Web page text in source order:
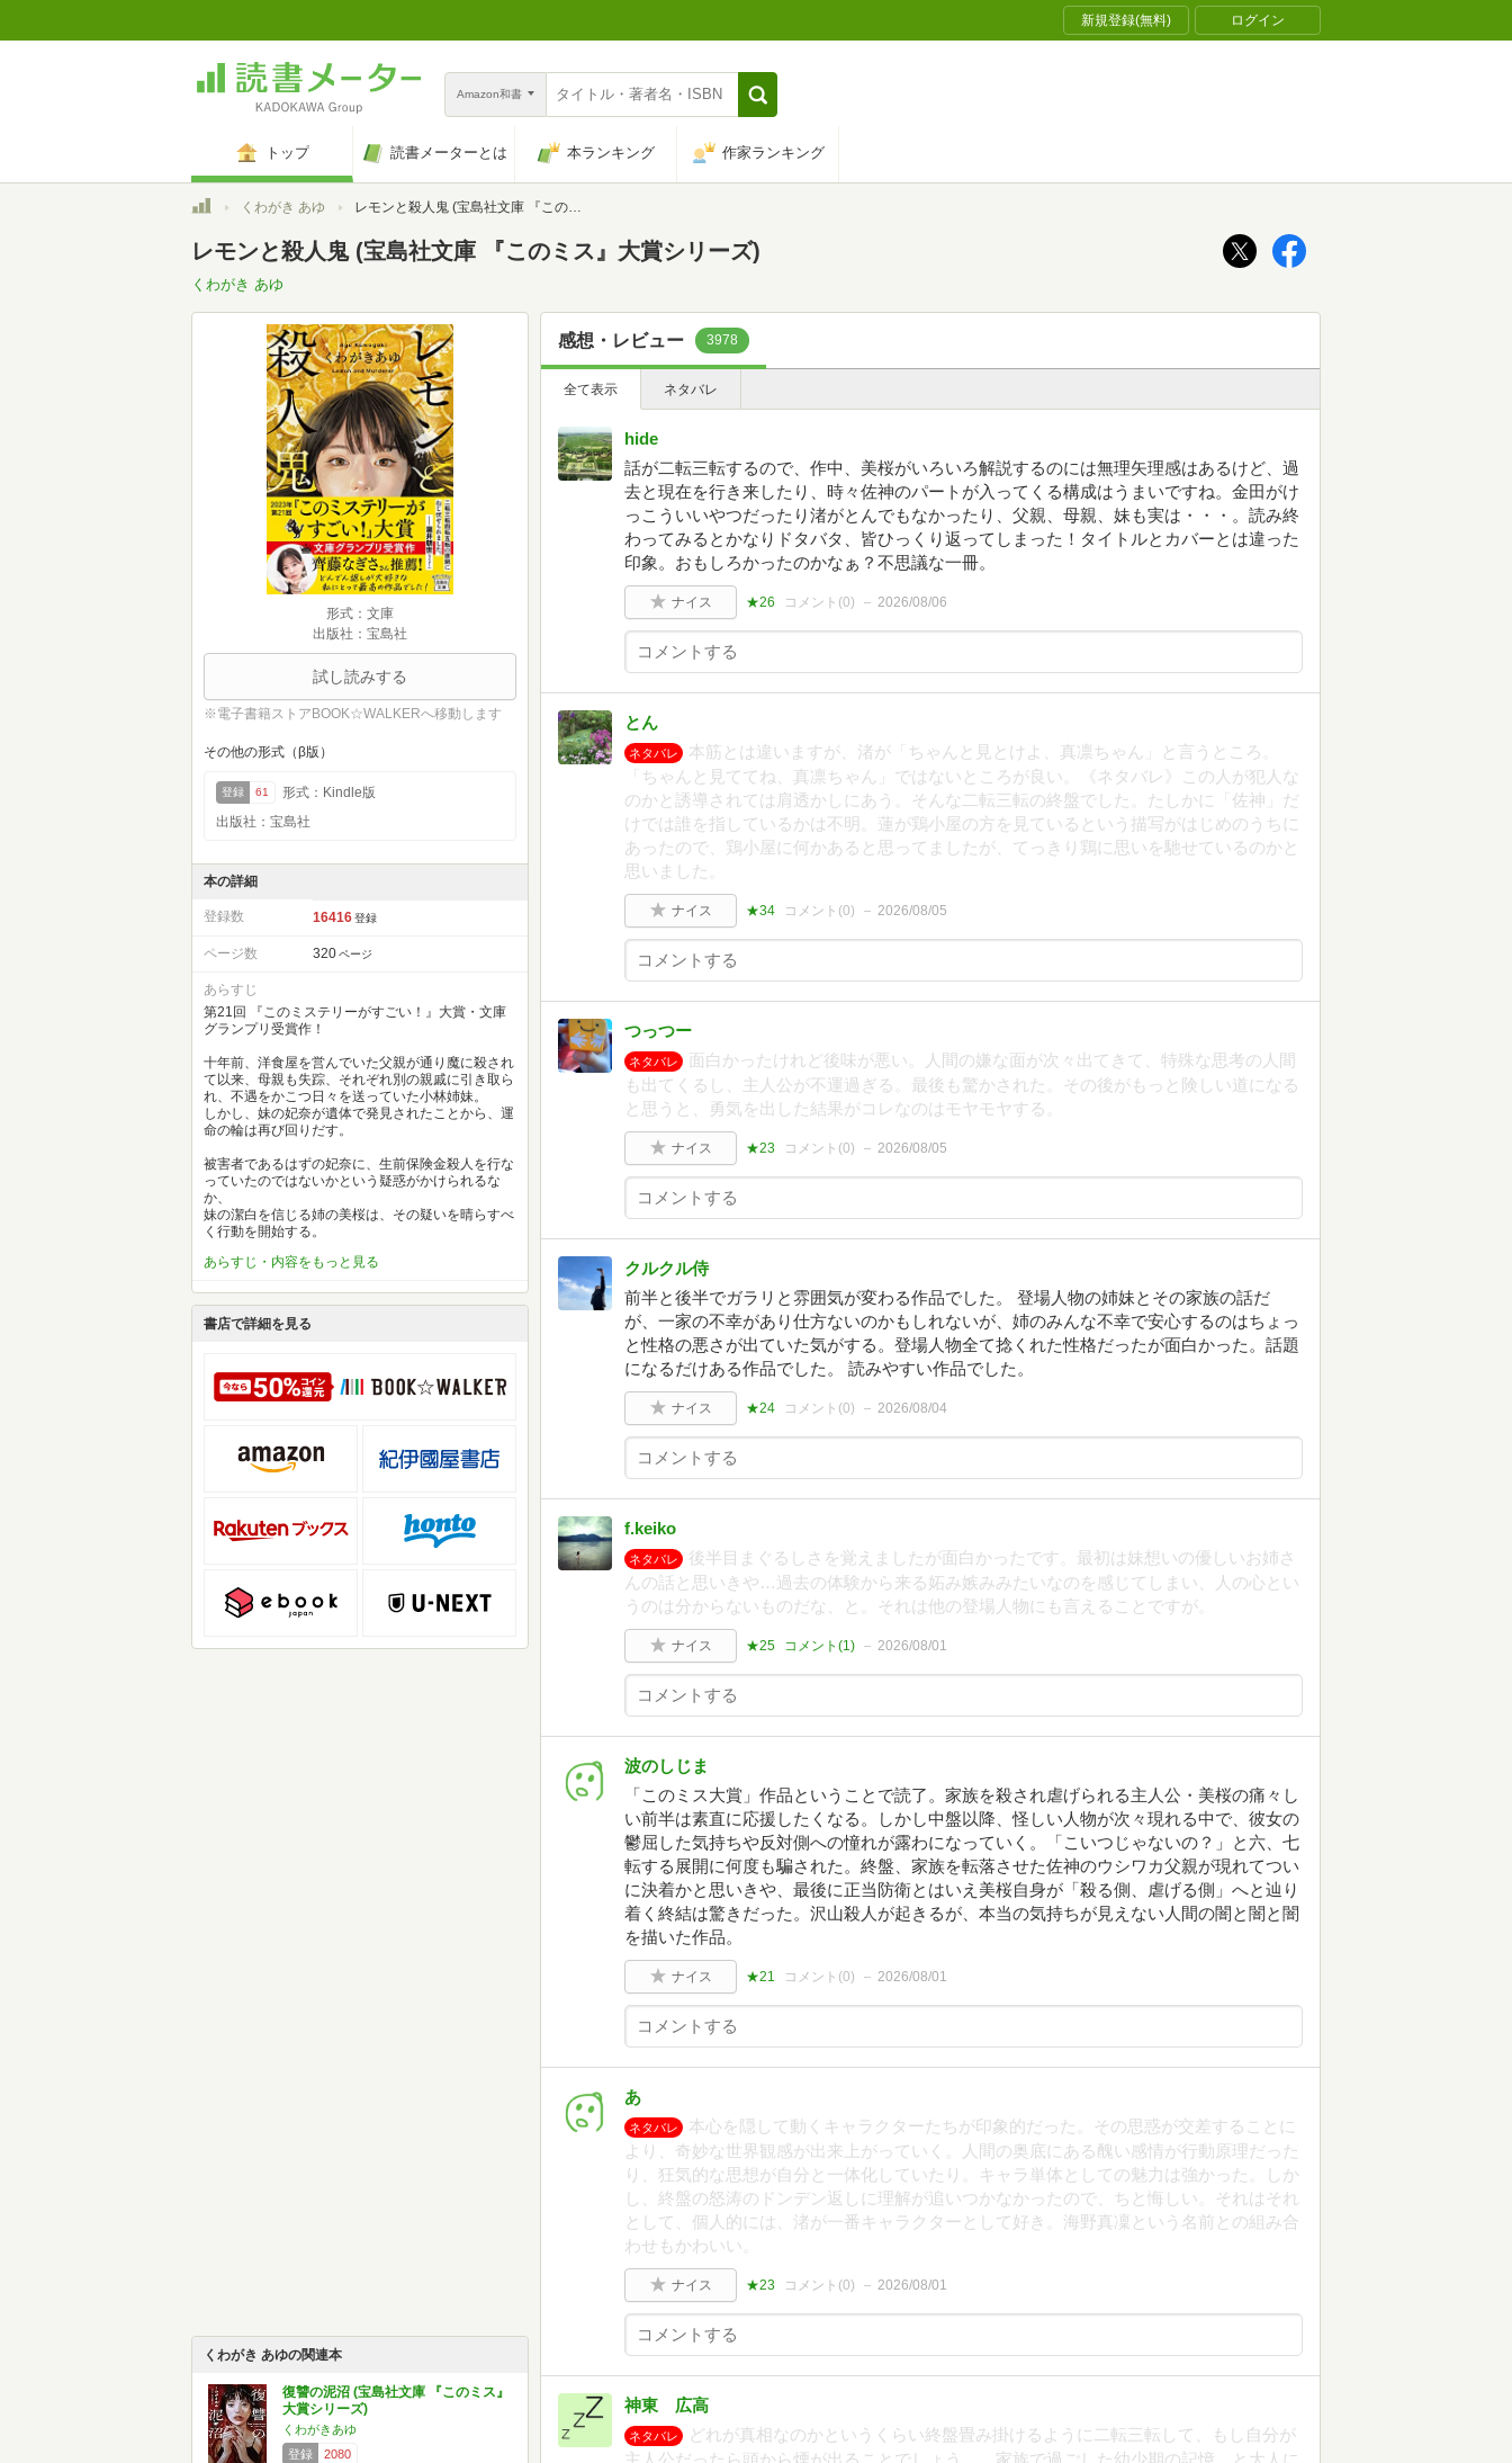
新規登録(無料) ログイン
Amazon和書
トップ 読書メーターとは 本ランキング 作家ランキング
トップくわがき あゆ レモンと殺人鬼 (宝島社文庫 『このミス』大賞シリーズ)
レモンと殺人鬼 (宝島社文庫 『このミス』大賞シリーズ)
くわがき あゆ
形式：文庫
出版社：宝島社
試し読みする
※電子書籍ストアBOOK☆WALKERへ移動します
その他の形式（β版）
登録 61
形式：Kindle版
出版社：宝島社
本の詳細
登録数 16416 登録
ページ数 320 ページ
あらすじ
第21回 『このミステリーがすごい！』大賞・文庫
グランプリ受賞作！
十年前、洋食屋を営んでいた父親が通り魔に殺され
て以来、母親も失踪、それぞれ別の親戚に引き取ら
れ、不遇をかこつ日々を送っていた小林姉妹。
しかし、妹の妃奈が遺体で発見されたことから、運
命の輪は再び回りだす。
被害者であるはずの妃奈に、生前保険金殺人を行な
っていたのではないかという疑惑がかけられるな
か、
妹の潔白を信じる姉の美桜は、その疑いを晴らすべ
く行動を開始する。
あらすじ・内容をもっと見る
書店で詳細を見る
くわがき あゆの関連本
復讐の泥沼 (宝島社文庫 『このミス』
大賞シリーズ)
くわがきあゆ
登録
2080
感想・レビュー 3978
全て表示 ネタバレ
hide
話が二転三転するので、作中、美桜がいろいろ解説するのには無理矢理感はあるけど、過
去と現在を行き来したり、時々佐神のパートが入ってくる構成はうまいですね。金田がけ
っこういいやつだったり渚がとんでもなかったり、父親、母親、妹も実は・・・。読み終
わってみるとかなりドタバタ、皆ひっくり返ってしまった！タイトルとカバーとは違った
印象。おもしろかったのかなぁ？不思議な一冊。
ナイス ★26 コメント(0) 2026/08/06
とん
ネタバレ
本筋とは違いますが、渚が「ちゃんと見とけよ、真凛ちゃん」と言うところ。
「ちゃんと見ててね、真凛ちゃん」ではないところが良い。《ネタバレ》この人が犯人な
のかと誘導されては肩透かしにあう。そんな二転三転の終盤でした。たしかに「佐神」だ
けでは誰を指しているかは不明。蓮が鶏小屋の方を見ているという描写がはじめのうちに
あったので、鶏小屋に何かあると思ってましたが、てっきり鶏に思いを馳せているのかと
思いました。
ナイス ★34 コメント(0) 2026/08/05
つっつー
ネタバレ
面白かったけれど後味が悪い。人間の嫌な面が次々出てきて、特殊な思考の人間
も出てくるし、主人公が不運過ぎる。最後も驚かされた。その後がもっと険しい道になる
と思うと、勇気を出した結果がコレなのはモヤモヤする。
ナイス ★23 コメント(0) 2026/08/05
クルクル侍
前半と後半でガラリと雰囲気が変わる作品でした。 登場人物の姉妹とその家族の話だ
が、一家の不幸があり仕方ないのかもしれないが、姉のみんな不幸で安心するのはちょっ
と性格の悪さが出ていた気がする。登場人物全て捻くれた性格だったが面白かった。話題
になるだけある作品でした。 読みやすい作品でした。
ナイス ★24 コメント(0) 2026/08/04
f.keiko
ネタバレ
後半目まぐるしさを覚えましたが面白かったです。最初は妹想いの優しいお姉さ
んの話と思いきや…過去の体験から来る妬み嫉みみたいなのを感じてしまい、人の心とい
うのは分からないものだな、と。それは他の登場人物にも言えることですが。
ナイス ★25 コメント(1) 2026/08/01
波のしじま
「このミス大賞」作品ということで読了。家族を殺され虐げられる主人公・美桜の痛々し
い前半は素直に応援したくなる。しかし中盤以降、怪しい人物が次々現れる中で、彼女の
鬱屈した気持ちや反対側への憧れが露わになっていく。「こいつじゃないの？」と六、七
転する展開に何度も騙された。終盤、家族を転落させた佐神のウシワカ父親が現れてつい
に決着かと思いきや、最後に正当防衛とはいえ美桜自身が「殺る側、虐げる側」へと辿り
着く終結は驚きだった。沢山殺人が起きるが、本当の気持ちが見えない人間の闇と闇と闇
を描いた作品。
ナイス ★21 コメント(0) 2026/08/01
あ
ネタバレ
本心を隠して動くキャラクターたちが印象的だった。その思惑が交差することに
より、奇妙な世界観感が出来上がっていく。人間の奥底にある醜い感情が行動原理だった
り、狂気的な思想が自分と一体化していたり。キャラ単体としての魅力は強かった。しか
し、終盤の怒涛のドンデン返しに理解が追いつかなかったので、ちと悔しい。それはそれ
として、個人的には、渚が一番キャラクターとして好き。海野真凜という名前との組み合
わせもかわいい。
ナイス ★23 コメント(0) 2026/08/01
神東 広高
ネタバレ
どれが真相なのかというくらい終盤畳み掛けるように二転三転して、もし自分が
主人公だったら頭から煙が出ることでしょう…。家族で過ごした幼少期の記憶、と大人に